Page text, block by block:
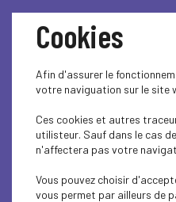
Cookies
Afin d'assurer le
votre naviguation sur le site
Ces cookies et autres
utilisteur. Sauf dans le cas
n'affectera pas votre
Vous pouvez choisir
vous permet par ailleurs de